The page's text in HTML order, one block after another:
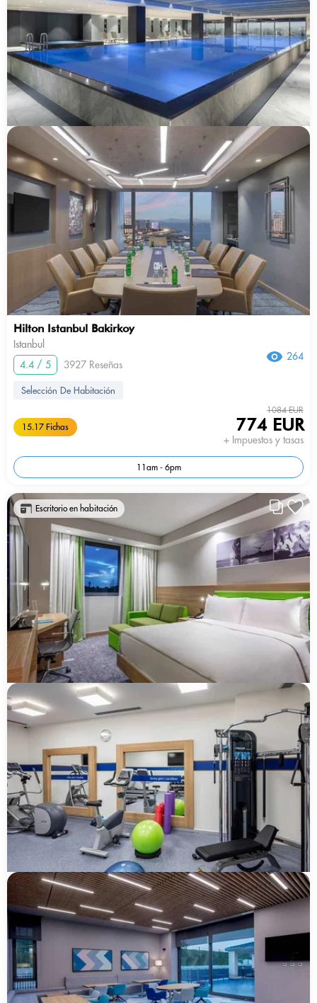
Hilton Istanbul Bakirkoy
Istanbul
4.4 / 5
3927 Reseñas
264
Selección De Habitación
15.17 Fichas
1084 EUR
774 EUR
+ Impuestos y tasas
11am - 6pm
Escritorio en habitación